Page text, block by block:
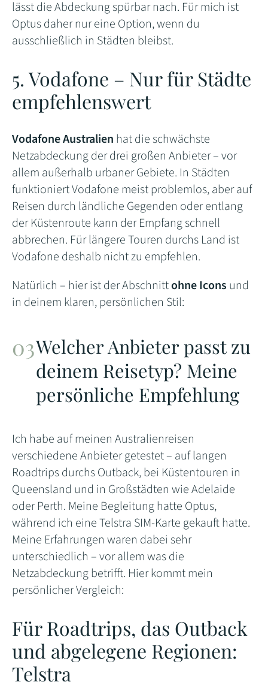
lässt die Abdeckung spürbar nach. Für mich ist
Optus daher nur eine Option, wenn du
ausschließlich in Städten bleibst.
5. Vodafone – Nur für Städte
empfehlenswert
Vodafone Australien hat die schwächste
Netzabdeckung der drei großen Anbieter – vor
allem außerhalb urbaner Gebiete. In Städten
funktioniert Vodafone meist problemlos, aber auf
Reisen durch ländliche Gegenden oder entlang
der Küstenroute kann der Empfang schnell
abbrechen. Für längere Touren durchs Land ist
Vodafone deshalb nicht zu empfehlen.
Natürlich – hier ist der Abschnittohne Icons und
in deinem klaren, persönlichen Stil:
Welcher Anbieter passt zu
deinem Reisetyp? Meine
persönliche Empfehlung
Ich habe auf meinen Australienreisen
verschiedene Anbieter getestet – auf langen
Roadtrips durchs Outback, bei Küstentouren in
Queensland und in Großstädten wie Adelaide
oder Perth. Meine Begleitung hatte Optus,
während ich eine Telstra SIM-Karte gekauft hatte.
Meine Erfahrungen waren dabei sehr
unterschiedlich – vor allem was die
Netzabdeckung betrifft. Hier kommt mein
persönlicher Vergleich:
Für Roadtrips, das Outback
und abgelegene Regionen:
Telstra